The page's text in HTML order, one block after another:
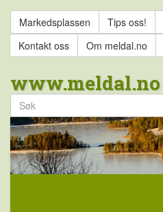
Markedsplassen Tips oss!
Kontakt oss
Om meldal.no
www.meldal.no